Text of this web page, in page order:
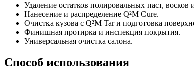
Удаление остатков полировальных паст,
Нанесение и распределение Q²M Cure.
Очистка кузова с Q²M Tar и подготовка
Финишная протирка и инспекция покрытия.
Универсальная очистка салона.
Способ использования